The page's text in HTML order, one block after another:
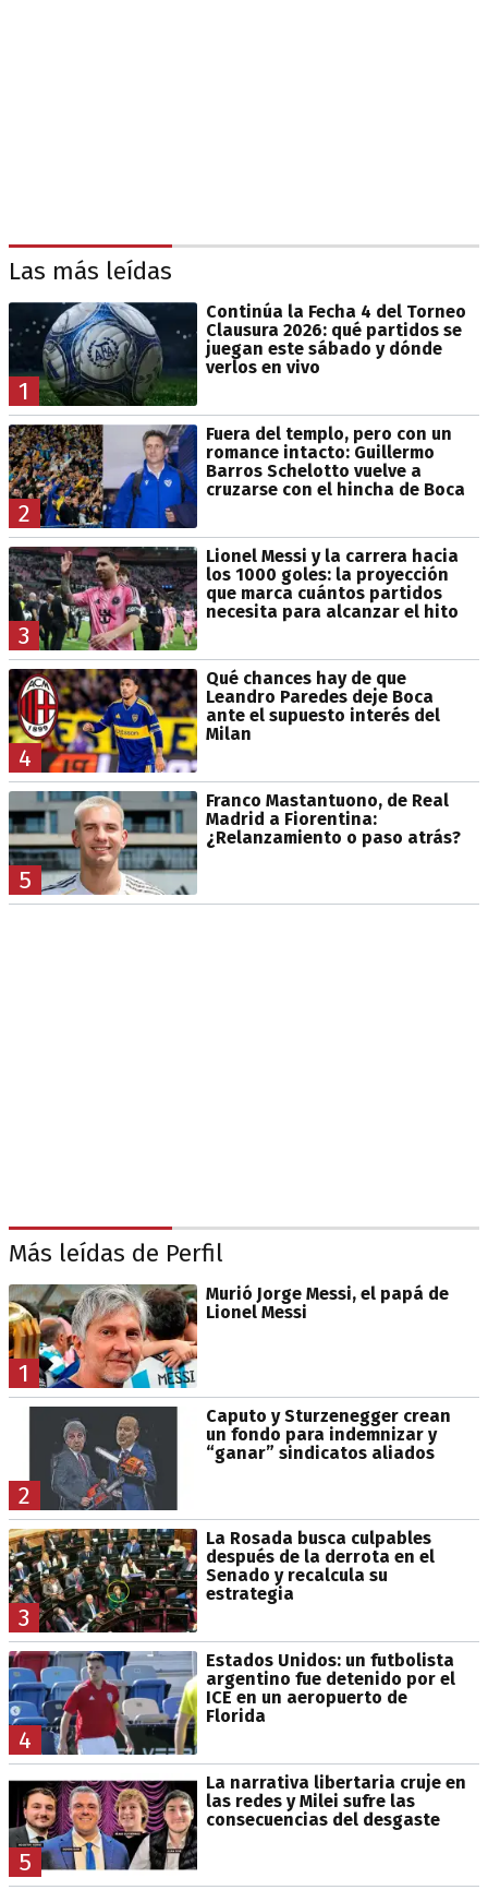
Las más leídas
1
Continúa la Fecha 4 del Torneo
Clausura 2026: qué partidos se
juegan este sábado y dónde
verlos en vivo
2
Fuera del templo, pero con un
romance intacto: Guillermo
Barros Schelotto vuelve a
cruzarse con el hincha de Boca
3
Lionel Messi y la carrera hacia
los 1000 goles: la proyección
que marca cuántos partidos
necesita para alcanzar el hito
4
Qué chances hay de que
Leandro Paredes deje Boca
ante el supuesto interés del
Milan
5
Franco Mastantuono, de Real
Madrid a Fiorentina:
¿Relanzamiento o paso atrás?
Más leídas de Perfil
1
Murió Jorge Messi, el papá de
Lionel Messi
2
Caputo y Sturzenegger crean
un fondo para indemnizar y
“ganar” sindicatos aliados
3
La Rosada busca culpables
después de la derrota en el
Senado y recalcula su
estrategia
4
Estados Unidos: un futbolista
argentino fue detenido por el
ICE en un aeropuerto de
Florida
5
La narrativa libertaria cruje en
las redes y Milei sufre las
consecuencias del desgaste